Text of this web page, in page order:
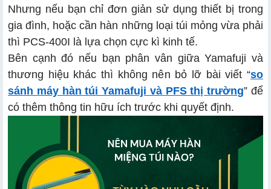
Nhưng nếu bạn chỉ đơn giản sử dụng thiết bị trong
gia đình, hoặc cần hàn những loại túi mỏng vừa phải
thì PCS-400I là lựa chọn cực kì kinh tế.
Bên cạnh đó nếu bạn phân vân giữa Yamafuji và
thương hiệu khác thì không nên bỏ lỡ bài viết “so
sánh máy hàn túi Yamafuji và PFS thị trường” để
có thêm thông tin hữu ích trước khi quyết định.